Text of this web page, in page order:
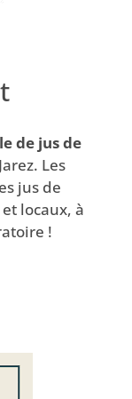
de jus de
Les
jus de
locaux, à
!